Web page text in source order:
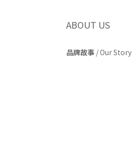
ABOUT US
品牌故事 /Our Story